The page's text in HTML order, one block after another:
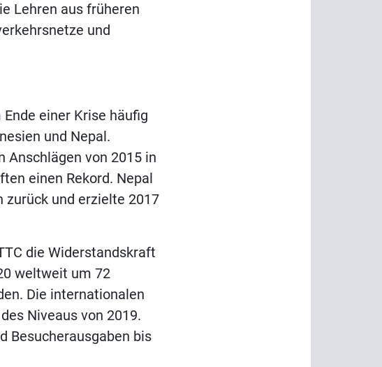
Lehren aus früheren
und
einer Krise häufig
und Nepal.
Anschlägen von 2015 in
einen Rekord. Nepal
zurück und erzielte 2017
die Widerstandskraft
weltweit um 72
Die internationalen
Niveaus von 2019.
Besucherausgaben bis